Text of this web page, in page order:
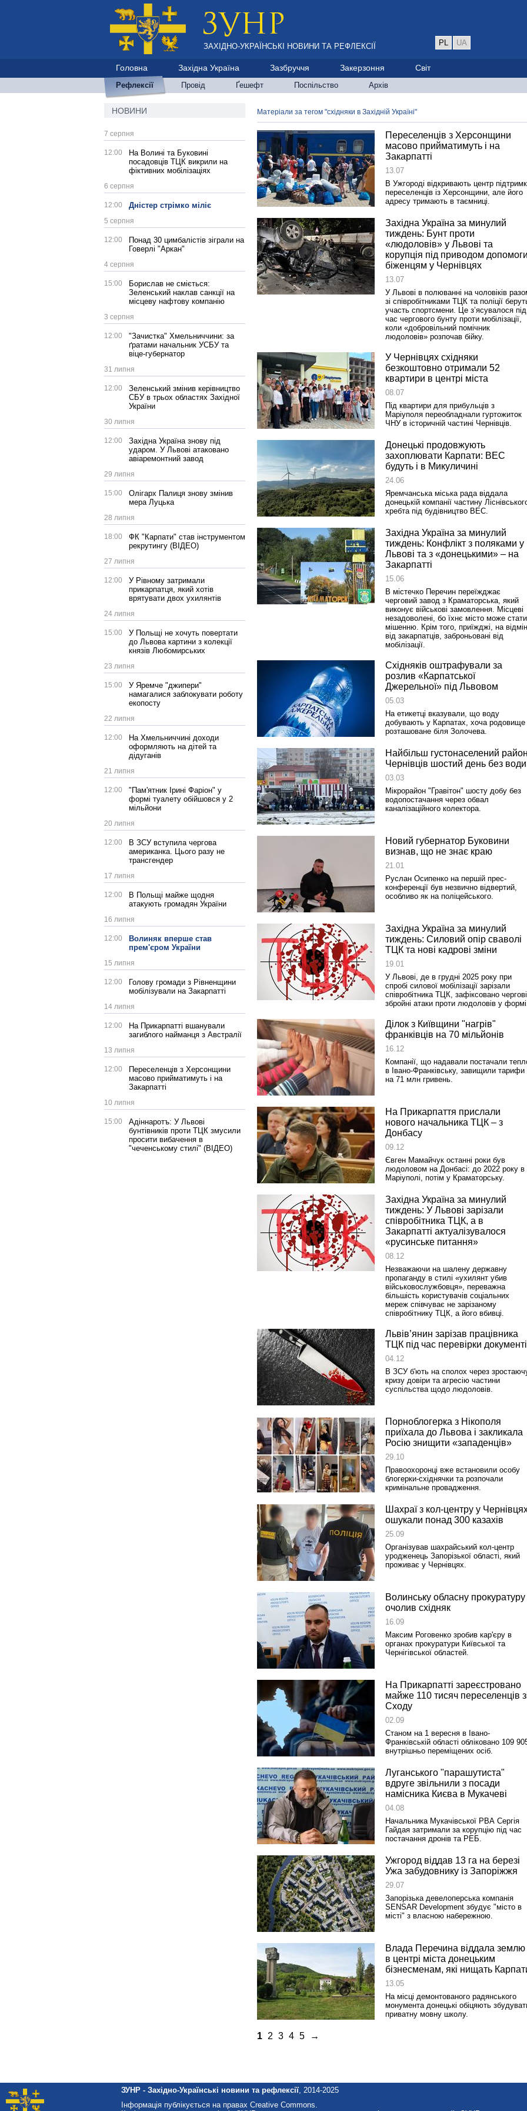
ЗАХІДНО-УКРАЇНСЬКІ НОВИНИ ТА РЕФЛЕКСІЇ PL UA
Головна Західна Україна Зазбруччя Закерзоння Світ
Рефлексії Провід Ґешефт Поспільство Архів
НОВИНИ
7 серпня
12:00
На Волині та Буковині
посадовців ТЦК викрили на
фіктивних мобілізаціях
6 серпня
12:00 Дністер стрімко міліє
5 серпня
12:00
Понад 30 цимбалістів зіграли на
Говерлі "Аркан"
4 серпня
15:00
Борислав не сміється:
Зеленський наклав санкції на
місцеву нафтову компанію
3 серпня
12:00
"Зачистка" Хмельниччини: за
ґратами начальник УСБУ та
віце-губернатор
31 липня
12:00
Зеленський змінив керівництво
СБУ в трьох областях Західної
України
30 липня
12:00
Західна Україна знову під
ударом. У Львові атаковано
авіаремонтний завод
29 липня
15:00
Олігарх Палиця знову змінив
мера Луцька
28 липня
18:00
ФК "Карпати" став інструментом
рекрутингу (ВІДЕО)
27 липня
12:00
У Рівному затримали
прикарпатця, який хотів
врятувати двох ухилянтів
24 липня
15:00
У Польщі не хочуть повертати
до Львова картини з колекції
князів Любомирських
23 липня
15:00
У Яремче "джипери"
намагалися заблокувати роботу
екопосту
22 липня
12:00
На Хмельниччині доходи
оформляють на дітей та
дідуганів
21 липня
12:00
"Пам'ятник Ірині Фаріон" у
формі туалету обійшовся у 2
мільйони
20 липня
12:00
В ЗСУ вступила чергова
американка. Цього разу не
трансгендер
17 липня
12:00
В Польщі майже щодня
атакують громадян України
16 липня
12:00
Волиняк вперше став
прем'єром України
15 липня
12:00
Голову громади з Рівненщини
мобілізували на Закарпатті
14 липня
12:00
На Прикарпатті вшанували
загиблого найманця з Австралії
13 липня
12:00
Переселенців з Херсонщини
масово прийматимуть і на
Закарпатті
10 липня
15:00
Адіннаротъ: У Львові
бунтівників проти ТЦК змусили
просити вибачення в
"чеченському стилі" (ВІДЕО)
Матеріали за тегом "східняки в Західній Україні"
Переселенців з Херсонщини
масово прийматимуть і на
Закарпатті
13.07
В Ужгороді відкривають центр
переселенців із Херсонщини, але його
адресу тримають в таємниці.
Західна Україна за минулий
тиждень: Бунт проти
«людоловів» у Львові та
корупція під приводом допомоги
біженцям у Чернівцях
13.07
У Львові в полюванні на чоловіків
зі співробітниками ТЦК та поліції
участь спортсмени. Це з’ясувалося під
час чергового бунту проти мобілізації,
коли «добровільний помічник
людоловів» розпочав бійку.
У Чернівцях східняки
безкоштовно отримали 52
квартири в центрі міста
08.07
Під квартири для прибульців з
Маріуполя переобладнали гуртожиток
ЧНУ в історичній частині Чернівців.
Донецькі продовжують
захоплювати Карпати: ВЕС
будуть і в Микуличині
24.06
Яремчанська міська рада віддала
донецькій компанії частину
хребта під будівництво ВЕС.
Західна Україна за минулий
тиждень: Конфлікт з поляками у
Львові та з «донецькими» – на
Закарпатті
15.06
В містечко Перечин переїжджає
черговий завод з Краматорська, який
виконує військові замовлення. Місцеві
незадоволені, бо їхнє місто може стати
мішенню. Крім того, приїжджі, на
від закарпатців, заброньовані від
мобілізації.
Східняків оштрафували за
розлив «Карпатської
Джерельної» під Львовом
05.03
На етикетці вказували, що воду
добувають у Карпатах, хоча родовище
розташоване біля Золочева.
Найбільш густонаселений район
Чернівців шостий день без води
03.03
Мікрорайон "Гравітон" шосту добу без
водопостачання через обвал
каналізаційного колектора.
Новий губернатор Буковини
визнав, що не знає краю
21.01
Руслан Осипенко на першій прес-
конференції був незвично відвертий,
особливо як на поліцейського.
Західна Україна за минулий
тиждень: Силовий опір сваволі
ТЦК та нові кадрові зміни
19.01
У Львові, де в грудні 2025 року при
спробі силової мобілізації зарізали
співробітника ТЦК, зафіксовано чергові
збройні атаки проти людоловів у
Ділок з Київщини "нагрів"
франківців на 70 мільйонів
16.12
Компанії, що надавали постачали
в Івано-Франківську, завищили тарифи
на 71 млн гривень.
На Прикарпаття прислали
нового начальника ТЦК – з
Донбасу
09.12
Євген Мамайчук останні роки був
людоловом на Донбасі: до 2022 року в
Маріуполі, потім у Краматорську.
Західна Україна за минулий
тиждень: У Львові зарізали
співробітника ТЦК, а в
Закарпатті актуалізувалося
«русинське питання»
08.12
Незважаючи на шалену державну
пропаганду в стилі «ухилянт убив
військовослужбовця», переважна
більшість користувачів соціальних
мереж співчуває не зарізаному
співробітнику ТЦК, а його вбивці.
Львів’янин зарізав працівника
ТЦК під час перевірки
04.12
В ЗСУ б'ють на сполох через
кризу довіри та агресію частини
суспільства щодо людоловів.
Порноблогерка з Нікополя
приїхала до Львова і закликала
Росію знищити «западенців»
29.10
Правоохоронці вже встановили особу
блогерки-східнячки та розпочали
кримінальне провадження.
Шахраї з кол-центру у
ошукали понад 300 казахів
25.09
Організував шахрайський кол-центр
уродженець Запорізької області, який
проживає у Чернівцях.
Волинську обласну прокуратуру
очолив східняк
16.09
Максим Роговенко зробив кар'єру в
органах прокуратури Київської та
Чернігівської областей.
На Прикарпатті зареєстровано
майже 110 тисяч переселенців
Сходу
02.09
Станом на 1 вересня в Івано-
Франківській області обліковано 109
внутрішньо переміщених осіб.
Луганського "парашутиста"
вдруге звільнили з посади
намісника Києва в Мукачеві
04.08
Начальника Мукачівської РВА Сергія
Гайдая затримали за корупцію під час
постачання дронів та РЕБ.
Ужгород віддав 13 га на березі
Ужа забудовнику із Запоріжжя
29.07
Запорізька девелоперська компанія
SENSAR Development збудує "місто в
місті" з власною набережною.
Влада Перечина віддала землю
в центрі міста донецьким
бізнесменам, які нищать
13.05
На місці демонтованого радянського
монумента донецькі обіцяють
приватну мовну школу.
1 2 3 4 5 →
Реконструкція подій 1 листопада
1918 року у Львові
Спільний інформпростір Західної
України
ЗУНР - Західно-Українські новини та рефлексії, 2014-2025
Інформація публікується на правах Creative Commons.